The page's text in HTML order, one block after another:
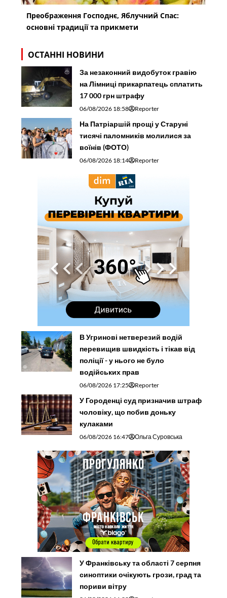
Преображення Господнє, Яблучний Спас:
основні традиції та прикмети
ОСТАННІ НОВИНИ
За незаконний видобуток гравію
на Лімниці прикарпатець сплатить
17 000 грн штрафу
06/08/2026 18:58 Reporter
На Патріаршій прощі у Старуні
тисячі паломників молилися за
воїнів (ФОТО)
06/08/2026 18:14 Reporter
В Угринові нетверезий водій
перевищив швидкість і тікав від
поліції - у нього не було
водійських прав
06/08/2026 17:25 Reporter
У Городенці суд призначив штраф
чоловіку, що побив доньку
кулаками
06/08/2026 16:47 Ольга Суровська
У Франківську та області 7 серпня
синоптики очікують грози, град та
пориви вітру